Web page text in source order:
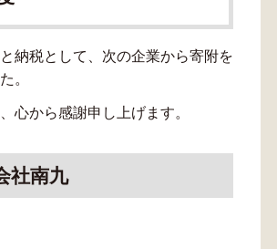
納税として、次の企業から寄附を
。
心から感謝申し上げます。
社南九